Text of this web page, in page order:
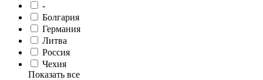
-
Болгария
Германия
Литва
Россия
Чехия
Показать все